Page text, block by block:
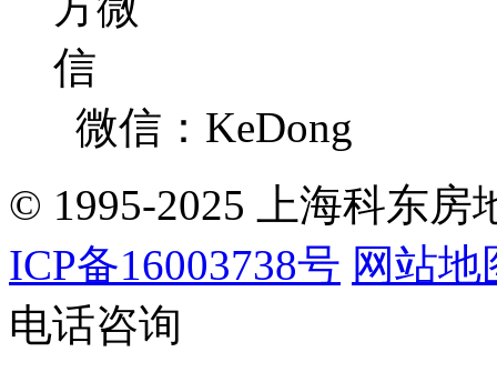
微信：KeDong
© 1995-2025 上海科东
ICP备16003738号 网站地
电话咨询